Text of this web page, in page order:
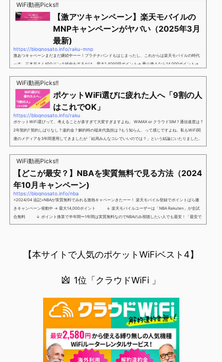
WiFi動画Picks!!
【激アツキャンペーン】楽天モバイルの
MNPキャンペーンがヤバい（2025年3月
最新)
https://blognosato.info/raku-mnp
激あつキャペーンまだまだ継続中ーー！プラチナバンドもはじまったし、これからは楽天モバイルの時代
っす。三木谷さん紹介リンク経由をするだけ。最大1,4000円ポイント→ 乗り換えなら14,000ポイント→
谷さんキャンペーン／2回線目以降でもOK再契約でもでもOK背水の陣の楽天モバイル。ついに「最後の賭
け」とも思えるポイントばら撒きキャンペーンを発動してきました。■キャンペーン概要三木谷社長の特
別招待ページから楽天モバイ...
WiFi動画Picks!!
ポケットWiFi選びに疲れた人へ「9割の人
はこれでOK」
https://blognosato.info/raku
ポケットWiFi選びって、考えることが多すぎて大変すぎますよね。 WiMAX or クラウドSIM ? 通信速度は ?
2年契約? 契約しばりなし ? 違約金 ? 解約時の端末代負担は ?もう知らん、って感じですよね。私もWiFi関
連のメディアを3年間運用してきましたが「結局みんなコレでいいのでは？」という結論にいたりました。
ということで、「ポケットWiFi選びに疲れた」「結局どれがいいのか分からない」と言う人向けに【最終
解】を用意しました。ポケットWiFiのヘビーユーザー視点で「90％の人はこれだけでいいやん」というも
のなので、「多...
WiFi動画Picks!!
【どこが最安？】NBAを実質無料で見る方法（2024
年10月キャンペーン)
https://blognosato.info/nba
<2024/04 追記>NBAが実質無料でみれる激熱キャペーンきたーー！ 楽天モバイル登録でポイントばら撒
きキャンペーン発動中 → 最大14,000ポイント ↓ 楽天モバイルユーザーは「NBA Rakuten」が全試
合無料 ↓ ポイント換算で半年間〜1年間は実質無料なのでNBAのみ視聴したい人でも最安！「最安で
NBAを見る方法」が「楽天モバイルを契約すること」というもはや意味不明な状況...楽天モバイルでNBAを
【本サイトで人気のポケットWiFiベスト4】
1位「クラウドWiFi 」